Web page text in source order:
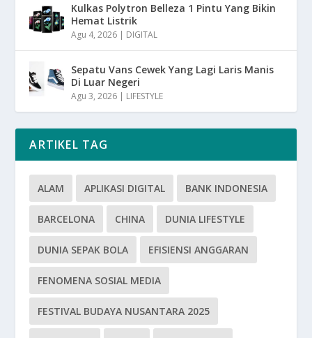
Kulkas Polytron Belleza 1 Pintu Yang Bikin
Hemat Listrik
Agu 4, 2026 | DIGITAL
Sepatu Vans Cewek Yang Lagi Laris Manis
Di Luar Negeri
Agu 3, 2026 | LIFESTYLE
ARTIKEL TAG
ALAM APLIKASI DIGITAL BANK INDONESIA
BARCELONA CHINA DUNIA LIFESTYLE
DUNIA SEPAK BOLA EFISIENSI ANGGARAN
FENOMENA SOSIAL MEDIA
FESTIVAL BUDAYA NUSANTARA 2025